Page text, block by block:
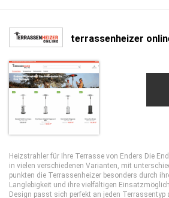
terrassenheizer
Heizstrahler für Ihre Terrasse von Enders Die
in vielen verschiedenen Varianten, mit
punkten die Terrassenheizer besonders durch
Langlebigkeit und ihre vielfältigen
Design passt sich perfekt an jeden